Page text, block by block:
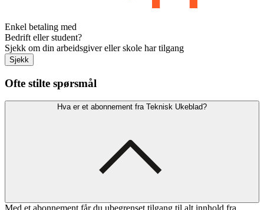
Enkel betaling med
Bedrift eller student?
Sjekk om din arbeidsgiver eller skole har tilgang
Sjekk
Ofte stilte spørsmål
Hva er et abonnement fra Teknisk Ukeblad?